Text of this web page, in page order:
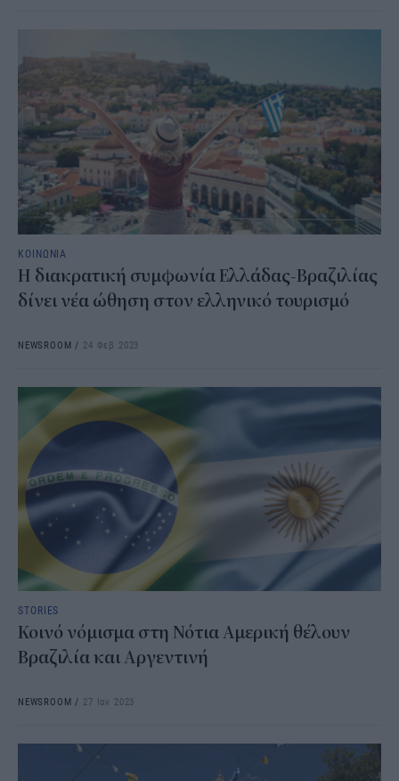
ΚΟΙΝΩΝΙΑ
Η διακρατική συμφωνία Ελλάδας-Βραζιλίας
δίνει νέα ώθηση στον ελληνικό τουρισμό
NEWSROOM / 24 Φεβ 2023
STORIES
Κοινό νόμισμα στη Νότια Αμερική θέλουν
Βραζιλία και Αργεντινή
NEWSROOM / 27 Ιαν 2023